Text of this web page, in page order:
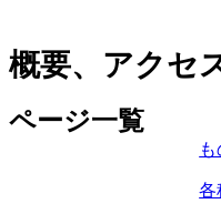
概要、アクセ
ページ一覧
各